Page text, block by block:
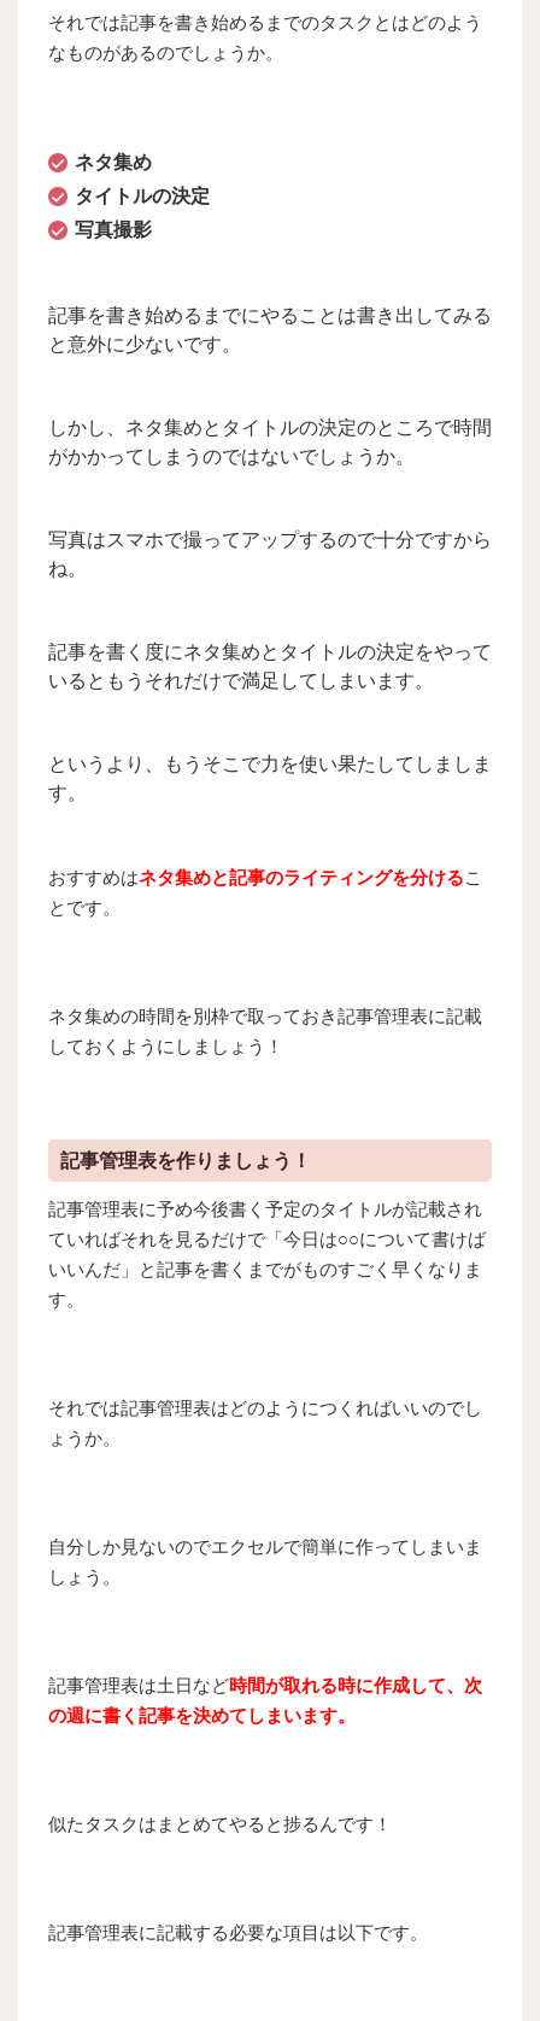
それでは記事を書き始めるまでのタスクとはどのよう
なものがあるのでしょうか。
ネタ集め
タイトルの決定
写真撮影
記事を書き始めるまでにやることは書き出してみる
と意外に少ないです。
しかし、ネタ集めとタイトルの決定のところで時間
がかかってしまうのではないでしょうか。
写真はスマホで撮ってアップするので十分ですから
ね。
記事を書く度にネタ集めとタイトルの決定をやって
いるともうそれだけで満足してしまいます。
というより、もうそこで力を使い果たしてしましま
す。
おすすめはネタ集めと記事のライティングを分けるこ
とです。
ネタ集めの時間を別枠で取っておき記事管理表に記載
しておくようにしましょう！
記事管理表を作りましょう！
記事管理表に予め今後書く予定のタイトルが記載され
ていればそれを見るだけで「今日は○○について書けば
いいんだ」と記事を書くまでがものすごく早くなりま
す。
それでは記事管理表はどのようにつくればいいのでし
ょうか。
自分しか見ないのでエクセルで簡単に作ってしまいま
しょう。
記事管理表は土日など時間が取れる時に作成して、次
の週に書く記事を決めてしまいます。
似たタスクはまとめてやると捗るんです！
記事管理表に記載する必要な項目は以下です。